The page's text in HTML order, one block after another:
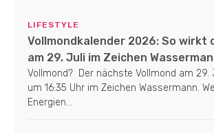
LIFESTYLE
Vollmondkalender 2026: So wirkt
am 29. Juli im Zeichen
Vollmond? Der nächste Vollmond am
um 16:35 Uhr im Zeichen Wassermann.
Energien...